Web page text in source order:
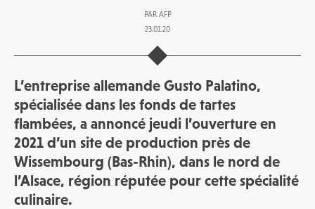
PAR AFP
23.01.20
L’entreprise allemande Gusto Palatino,
spécialisée dans les fonds de tartes
flambées, a annoncé jeudi l’ouverture en
2021 d’un site de production près de
Wissembourg (Bas-Rhin), dans le nord de
l’Alsace, région réputée pour cette spécialité
culinaire.